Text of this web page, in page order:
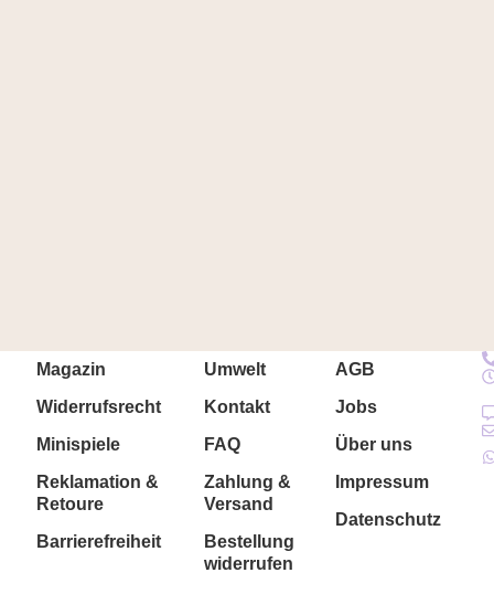
AGB
Jobs
Über uns
Impressum
Datenschutz
Umwelt
Kontakt
FAQ
Zahlung &
Versand
Bestellung
widerrufen
Magazin
Widerrufsrecht
Minispiele
Reklamation &
Retoure
Barrierefreiheit